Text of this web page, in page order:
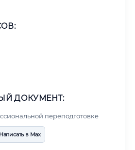
ДОКУМЕНТ:
переподготовке
Написать в Max